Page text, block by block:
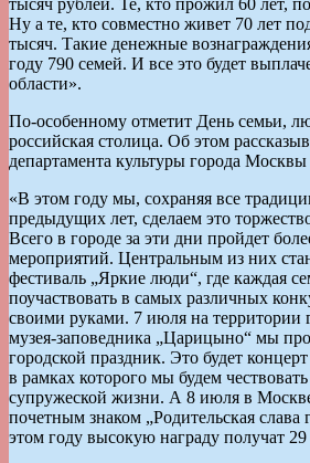
Ну а те, кто совместно живет 70 лет
тысяч. Такие денежные
году 790 семей. И все это будет
области».
По-особенному отметит День семьи,
российская столица. Об этом
департамента культуры города
«В этом году мы, сохраняя все
предыдущих лет, сделаем это
Всего в городе за эти дни пройдет
мероприятий. Центральным из них
фестиваль „Яркие люди“, где каждая
поучаствовать в самых различных
своими руками. 7 июля на территории
музея-заповедника „Царицыно“ мы
городской праздник. Это будет
в рамках которого мы будем
супружеской жизни. А 8 июля в
почетным знаком „Родительская
этом году высокую награду получат 29